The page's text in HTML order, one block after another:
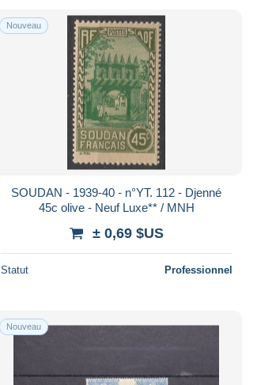
Nouveau
SOUDAN - 1939-40 - n°YT. 112 - Djenné
45c olive - Neuf Luxe** / MNH
± 0,69 $US
Statut Professionnel
Nouveau